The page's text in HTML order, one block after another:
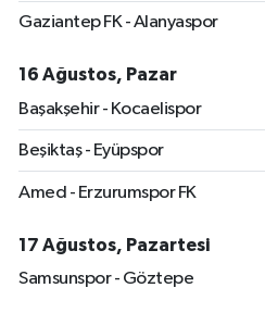
Gaziantep FK - Alanyaspor
16 Ağustos, Pazar
Başakşehir - Kocaelispor
Beşiktaş - Eyüpspor
Amed - Erzurumspor FK
17 Ağustos, Pazartesi
Samsunspor - Göztepe